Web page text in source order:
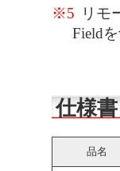
※5
リモ
Field
仕様書
品名